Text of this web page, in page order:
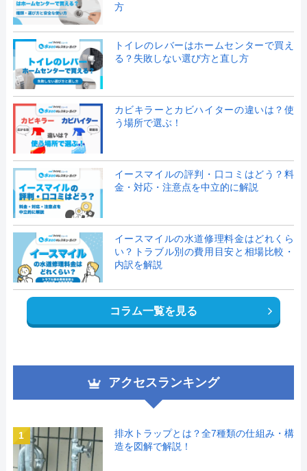
方
トイレのレバーはホームセンターで買え
る？失敗しない選び方と直し方
カビキラーとカビハイターの違いは？使
う場所で選ぶ！
イースマイルの評判・口コミはどう？料
金・対応・注意点を中立的に解説
イースマイルの水道修理料金はどれくら
い？トラブル別の費用目安と相場比較・
内訳を解説
コラム一覧を見る
アクセスランキング
1
排水トラップとは？全7種類の仕組み・構
造を図解で解説！